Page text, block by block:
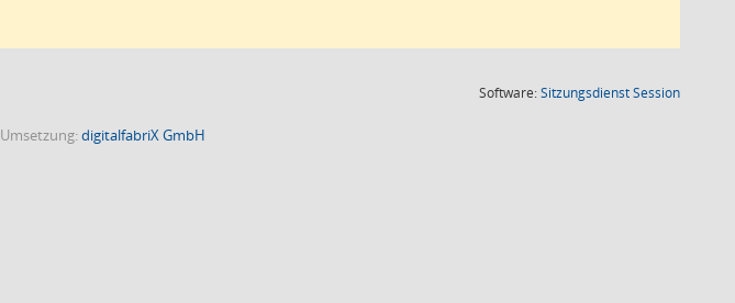
Software:SitzungsdienstSession(Wird in
Umsetzung:digitalfabriX GmbH